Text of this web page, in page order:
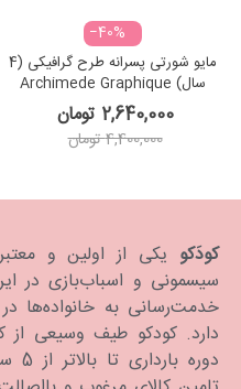
‎−40%
مایو شورتی پسرانه طرح گرافیکی (4
سال) Archimede Graphique
Boxer
2,640,000 تومان
4,400,000 تومان
کودَکو یکی از اولین و
خدمت‌رسانی به خانواده‌ها
دارد. كودكو طیف وسیعی از